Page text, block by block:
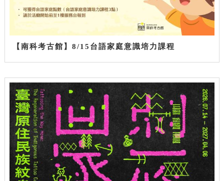
【南科考古館】8/15台語家庭意識培力課程